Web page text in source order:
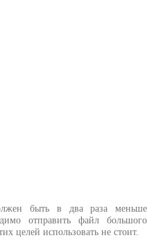
быть в два раза меньше
отправить файл большого
целей использовать не стоит.